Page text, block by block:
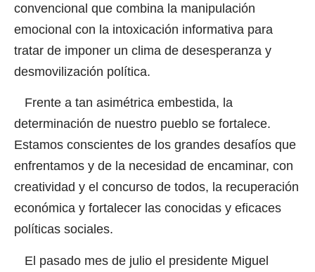
convencional que combina la manipulación
emocional con la intoxicación informativa para
tratar de imponer un clima de desesperanza y
desmovilización política.
Frente a tan asimétrica embestida, la
determinación de nuestro pueblo se fortalece.
Estamos conscientes de los grandes desafíos que
enfrentamos y de la necesidad de encaminar, con
creatividad y el concurso de todos, la recuperación
económica y fortalecer las conocidas y eficaces
políticas sociales.
El pasado mes de julio el presidente Miguel